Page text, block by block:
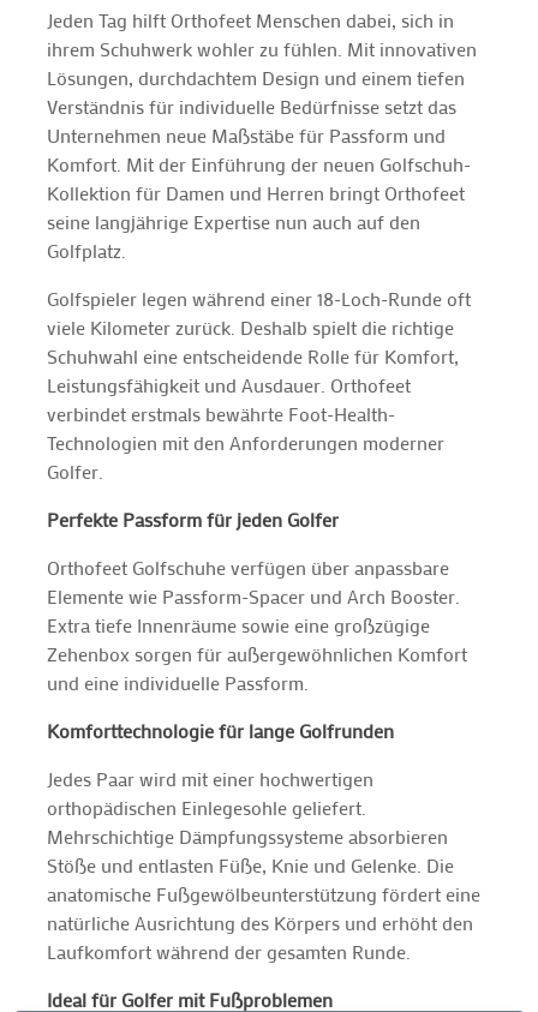
Jeden Tag hilft Orthofeet Menschen dabei, sich in
ihrem Schuhwerk wohler zu fühlen. Mit innovativen
Lösungen, durchdachtem Design und einem tiefen
Verständnis für individuelle Bedürfnisse setzt das
Unternehmen neue Maßstäbe für Passform und
Komfort. Mit der Einführung der neuen Golfschuh-
Kollektion für Damen und Herren bringt Orthofeet
seine langjährige Expertise nun auch auf den
Golfplatz.
Golfspieler legen während einer 18-Loch-Runde oft
viele Kilometer zurück. Deshalb spielt die richtige
Schuhwahl eine entscheidende Rolle für Komfort,
Leistungsfähigkeit und Ausdauer. Orthofeet
verbindet erstmals bewährte Foot-Health-
Technologien mit den Anforderungen moderner
Golfer.
Perfekte Passform für jeden Golfer
Orthofeet Golfschuhe verfügen über anpassbare
Elemente wie Passform-Spacer und Arch Booster.
Extra tiefe Innenräume sowie eine großzügige
Zehenbox sorgen für außergewöhnlichen Komfort
und eine individuelle Passform.
Komforttechnologie für lange Golfrunden
Jedes Paar wird mit einer hochwertigen
orthopädischen Einlegesohle geliefert.
Mehrschichtige Dämpfungssysteme absorbieren
Stöße und entlasten Füße, Knie und Gelenke. Die
anatomische Fußgewölbeunterstützung fördert eine
natürliche Ausrichtung des Körpers und erhöht den
Laufkomfort während der gesamten Runde.
Ideal für Golfer mit Fußproblemen